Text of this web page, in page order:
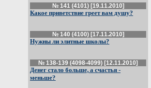
№ 141 (4101) [19.11.2010]
Какое приветствие греет вам душу?
№ 140 (4100) [17.11.2010]
Нужны ли элитные школы?
№ 138-139 (4098-4099) [12.11.2010]
Денег стало больше, а счастья -
меньше?